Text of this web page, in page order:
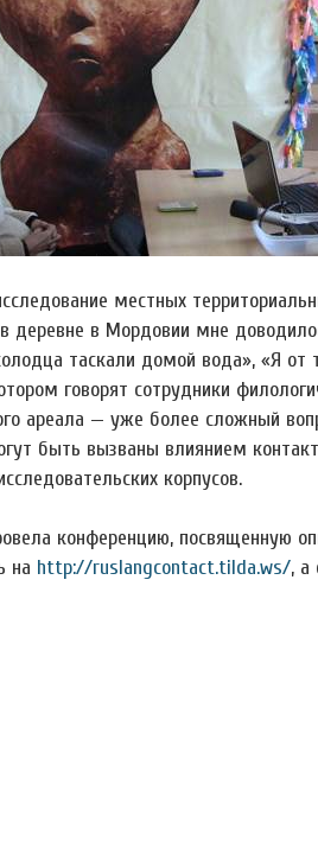
местных
деревне в Мордовии мне
таскали домой вода», «Я от
говорят сотрудники
ареала — уже более сложный
быть вызваны влиянием
корпусов.
конференцию, посвященную
на http://ruslangcontact.tilda.ws/, а